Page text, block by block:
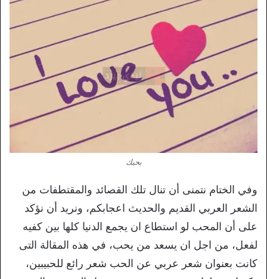
بحبك
وفي الختام نتمنى أن تنال تلك القصائد والمقتطفات من
الشعر العربي القديم والحديث اعجابكم، ونريد أن نؤكد
على أن المحب لو استطاع ان يجمع الدنيا كلها بين كفيه
لفعل، من اجل ان يسعد من يحب، في هذه المقالة التى
كانت بعنوان شعر عربي عن الحب شعر رائع للحبيبين،